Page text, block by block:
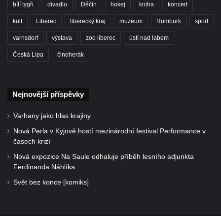
bílí tygři divadlo Děčín hokej kniha koncert
kult Liberec liberecký kraj muzeum Rumburk sport
varnsdorf výstava zoo liberec ústí nad labem
Česká Lípa činoherák
Nejnovější příspěvky
Varhany jako hlas krajiny
Nová Perla v Kyjově hostí mezinárodní festival Performance v
časech krizí
Nová expozice Na Saule odhaluje příběh lesního adjunkta
Ferdinanda Náhlíka
Svět bez konce [komiks]